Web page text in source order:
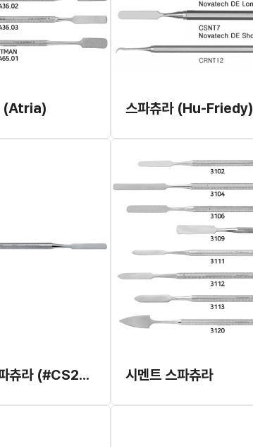
(Atria) 스파츄라 (Hu-Friedy)
King 시멘트 스파츄라 (#CS200) 시멘트 스파츄라